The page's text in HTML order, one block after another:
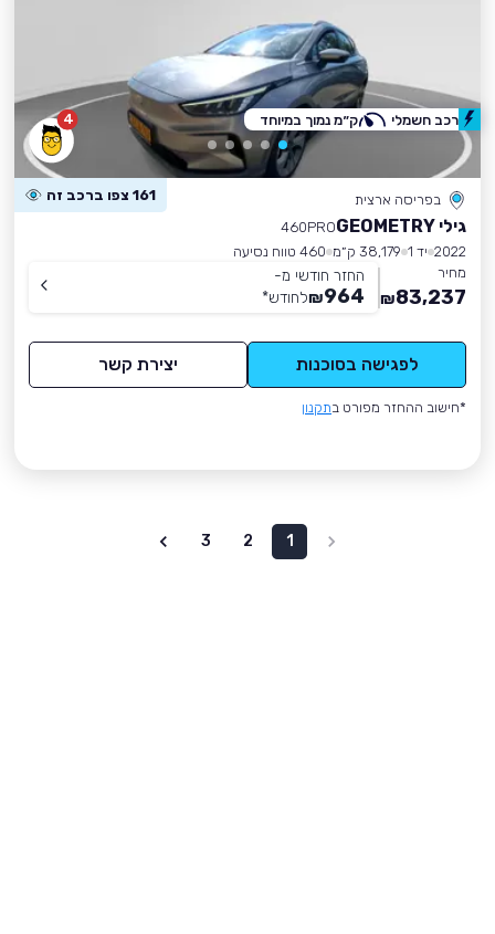
4
בפריסה ארצית 161 צפו ברכב זה
גילי GEOMETRY
460PRO
2022 יד 1 38,179 ק״מ
460 טווח נסיעה
מחיר
83,237
₪
החזר חודשי מ-
964
₪לחודש*
לפגישה בסוכנות יצירת קשר
*חישוב ההחזר מפורט בתקנון
רכב חשמלי ק״מ נמוך במיוחד
1
2
3